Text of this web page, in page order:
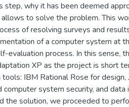
step, why it has been deemed
to solve the problem. This
of resolving surveys and
of a computer system at
evaluation process. In this sense,
XP as the project is short
IBM Rational Rose for design,
computer system security, and data
the solution, we proceeded to